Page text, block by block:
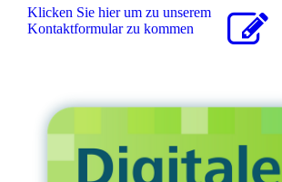
Klicken Sie hier um zu unserem
Kon­takt­for­mu­lar zu kommen